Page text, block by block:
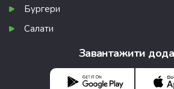
Бургери
Салати
Завантажити